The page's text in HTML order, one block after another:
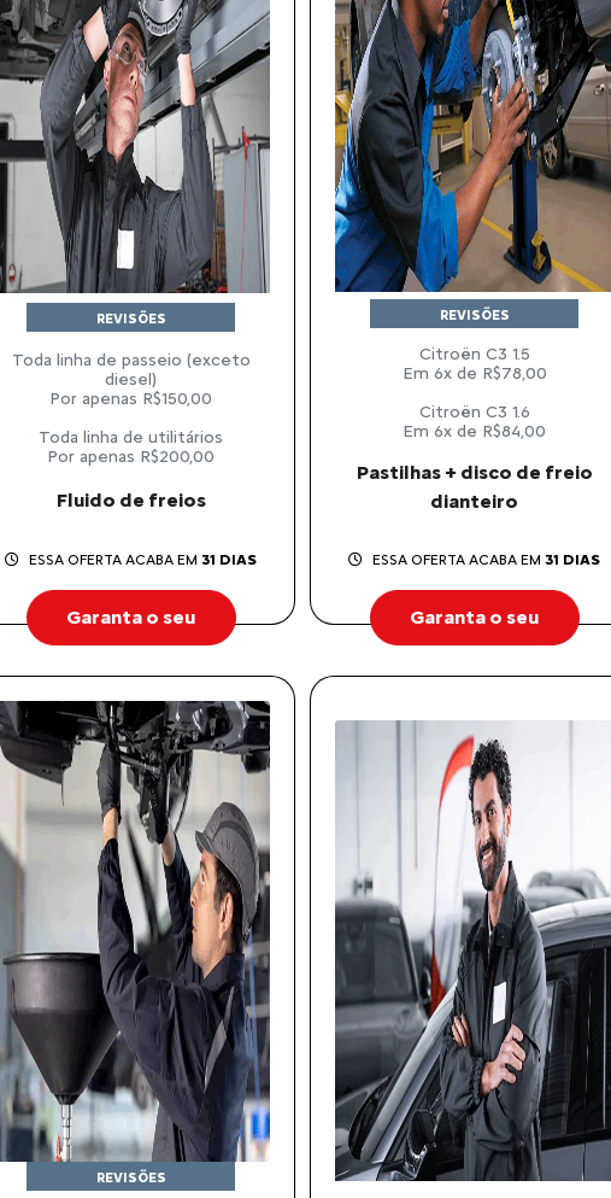
Fluido de freios
REVISÕES
Toda linha de passeio (exceto
diesel)
Por apenas R$150,00
Toda linha de utilitários
Por apenas R$200,00
ESSA OFERTA ACABA EM 31 DIAS
Garanta o seu
Pastilhas + disco de freio
dianteiro
REVISÕES
Citroën C3 1.5
Em 6x de R$78,00
Citroën C3 1.6
Em 6x de R$84,00
ESSA OFERTA ACABA EM 31 DIAS
Garanta o seu
REVISÕES